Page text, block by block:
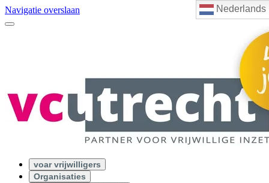
Nederlands
Navigatie overslaan
voar vrijwilligers
Organisaties